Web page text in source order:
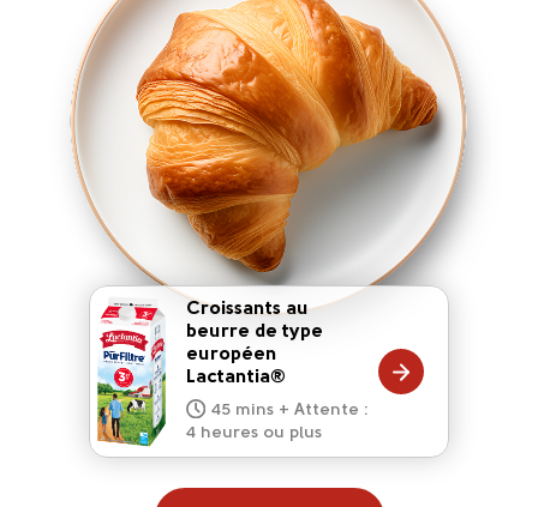
Croissants au
beurre de type
européen
Lactantia®
45 mins + Attente :
4 heures ou plus
10 mins
20 mins
15 mins
5 mins
10 mins